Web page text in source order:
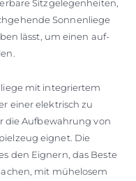
Sitzgelegenheiten,
Sonnenliege
lässt, um einen auf-
mit integriertem
einer elektrisch zu
die Aufbewahrung von
eignet. Die
den Eignern, das Beste
mit mühelosem